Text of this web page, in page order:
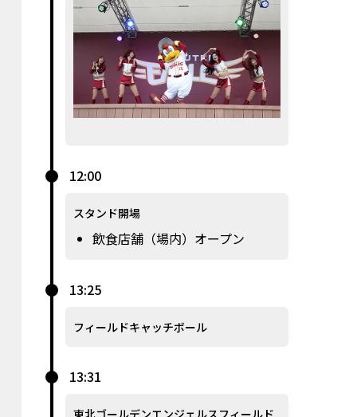
12:00
スタンド開場
飲食店舗（場内）オープン
13:25
フィールドキャッチボール
13:31
東北ゴールデンエンジェルスフィールド